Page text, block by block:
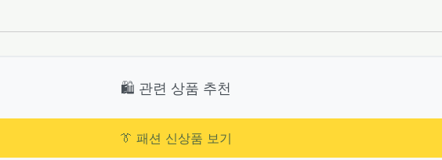
🛍️ 관련 상품 추천
👔 패션 신상품 보기